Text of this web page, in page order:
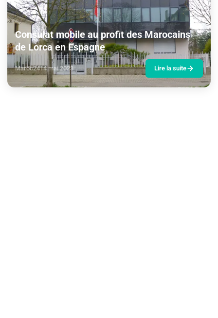
Consulat mobile au profit des Marocains
de Lorca en Espagne
Maroc2414 mai 2023 Lire la suite